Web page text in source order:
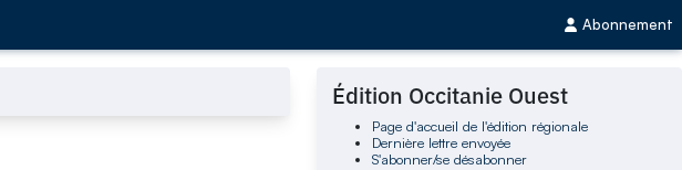
Abonnement
Édition Occitanie Ouest
Page d'accueil de l'édition régionale
Dernière lettre envoyée
S'abonner/se désabonner